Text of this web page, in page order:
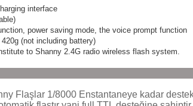
interface
power saving mode, the voice prompt function
(not including battery)
to Shanny 2.4G radio wireless flash system.
Flaşlar 1/8000 Enstantaneye kadar